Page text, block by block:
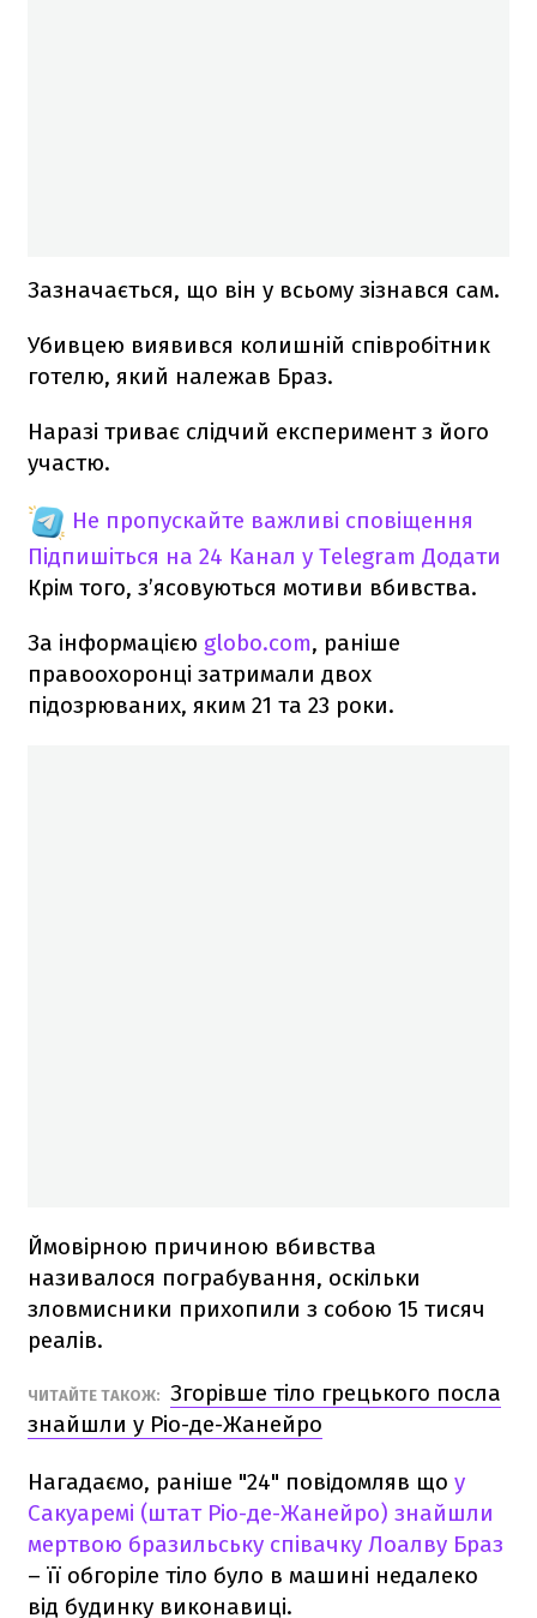
Зазначається, що він у всьому зізнався сам.
Убивцею виявився колишній співробітник
готелю, який належав Браз.
Наразі триває слідчий експеримент з його
участю.
Не пропускайте важливі сповіщення
Підпишіться на 24 Канал у Telegram Додати
Крім того, з’ясовуються мотиви вбивства.
За інформацією globo.com, раніше
правоохоронці затримали двох
підозрюваних, яким 21 та 23 роки.
Ймовірною причиною вбивства
називалося пограбування, оскільки
зловмисники прихопили з собою 15 тисяч
реалів.
ЧИТАЙТЕ ТАКОЖ: Згорівше тіло грецького посла
знайшли у Ріо-де-Жанейро
Нагадаємо, раніше "24" повідомляв що у
Сакуаремі (штат Ріо-де-Жанейро) знайшли
мертвою бразильську співачку Лоалву Браз
– її обгоріле тіло було в машині недалеко
від будинку виконавиці.